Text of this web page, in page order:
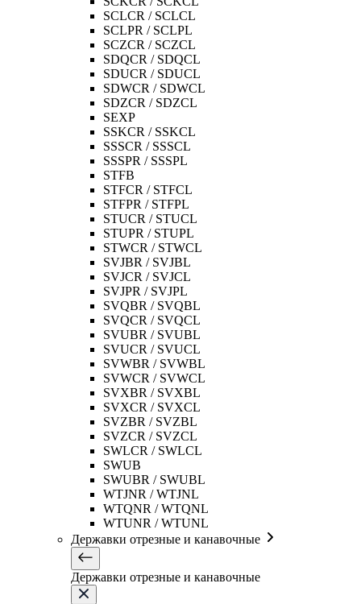
SCLCR / SCLCL
SCLPR / SCLPL
SCZCR / SCZCL
SDQCR / SDQCL
SDUCR / SDUCL
SDWCR / SDWCL
SDZCR / SDZCL
SEXP
SSKCR / SSKCL
SSSCR / SSSCL
SSSPR / SSSPL
STFB
STFCR / STFCL
STFPR / STFPL
STUCR / STUCL
STUPR / STUPL
STWCR / STWCL
SVJBR / SVJBL
SVJCR / SVJCL
SVJPR / SVJPL
SVQBR / SVQBL
SVQCR / SVQCL
SVUBR / SVUBL
SVUCR / SVUCL
SVWBR / SVWBL
SVWCR / SVWCL
SVXBR / SVXBL
SVXCR / SVXCL
SVZBR / SVZBL
SVZCR / SVZCL
SWLCR / SWLCL
SWUB
SWUBR / SWUBL
WTJNR / WTJNL
WTQNR / WTQNL
WTUNR / WTUNL
Державки отрезные и канавочные
Державки отрезные и канавочные